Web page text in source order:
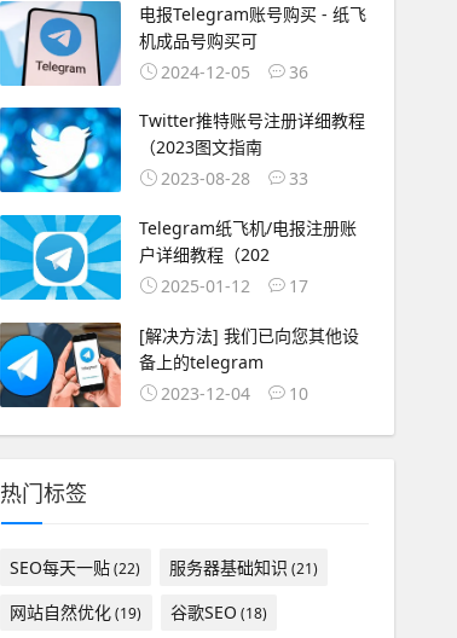
电报Telegram账号购买 - 纸飞
机成品号购买可
2024-12-05
36
Twitter推特账号注册详细教程
（2023图文指南
2023-08-28
33
Telegram纸飞机/电报注册账
户详细教程（202
2025-01-12
17
[解决方法] 我们已向您其他设
备上的telegram
2023-12-04
10
热门标签
SEO每天一贴(22) 服务器基础知识 (21)
网站自然优化(19) 谷歌SEO (18)